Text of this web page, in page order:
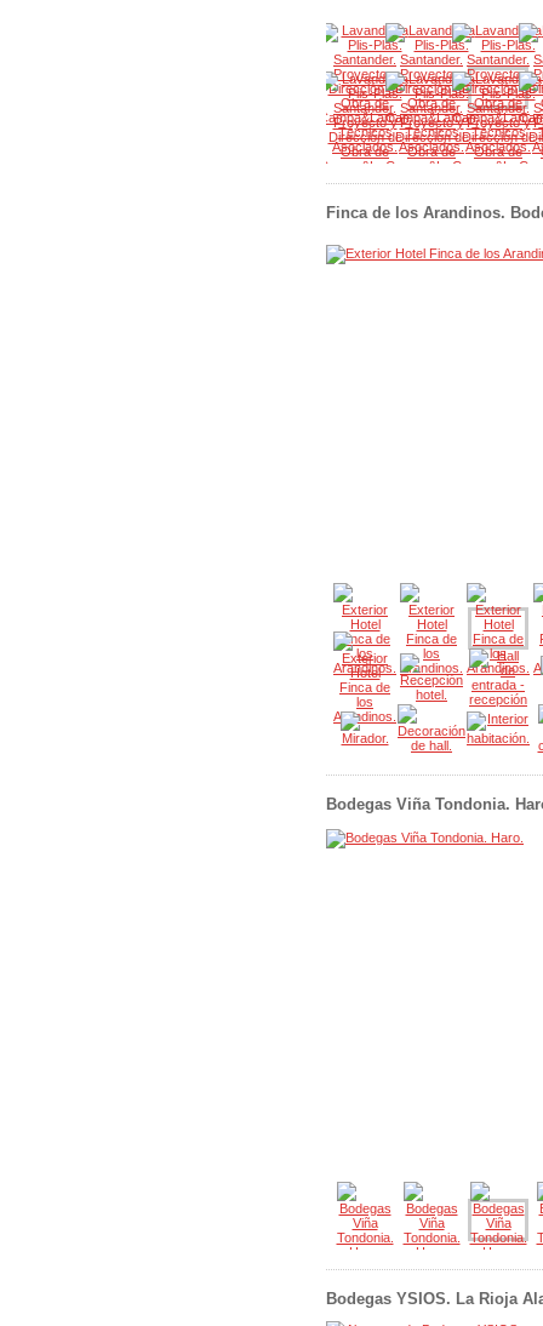
Finca de los Arandinos.
Bodegas Viña Tondonia.
Bodegas YSIOS. La Rioja